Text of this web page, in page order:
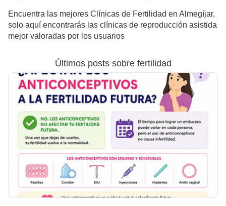
Encuentra las mejores Clínicas de Fertilidad en Almegíjar,
solo aquí encontrarás las clínicas de reproducción asistida
mejor valoradas por los usuarios
Últimos posts sobre fertilidad